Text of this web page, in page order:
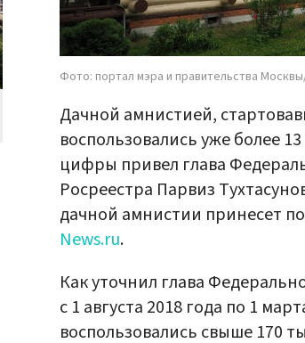
Фото: портал мэра и правительства
Дачной амнистией,
воспользовались уже более
цифры привел глава
Росреестра Парвиз
дачной амнистии принесет
News.ru.
Как уточнил глава
с 1 августа 2018 года по 1
воспользовались свыше 170